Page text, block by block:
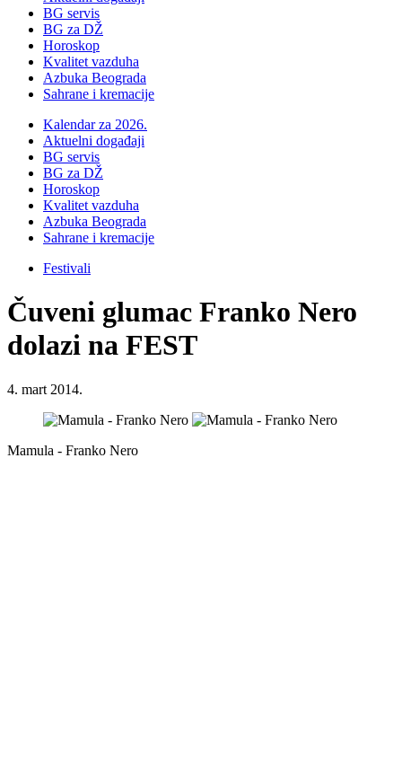
BG servis
BG za DŽ
Horoskop
Kvalitet vazduha
Azbuka Beograda
Sahrane i kremacije
Kalendar za 2026.
Aktuelni događaji
BG servis
BG za DŽ
Horoskop
Kvalitet vazduha
Azbuka Beograda
Sahrane i kremacije
Festivali
Čuveni glumac Franko Nero
dolazi na FEST
4. mart 2014.
Mamula - Franko Nero